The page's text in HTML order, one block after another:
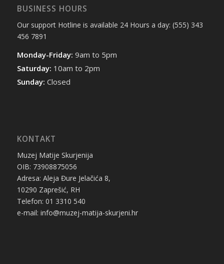
BUSINESS HOURS
Our support Hotline is available 24 Hours a day: (555) 343
456 7891
Monday-Friday: 9am to 5pm
Saturday: 10am to 2pm
Sunday: Closed
KONTAKT
Muzej Matije Skurjenija
OIB: 73908875056
Adresa: Aleja Đure Jelačića 8,
10290 Zaprešić, RH
Telefon: 01 3310 540
e-mail: info@muzej-matija-skurjeni.hr